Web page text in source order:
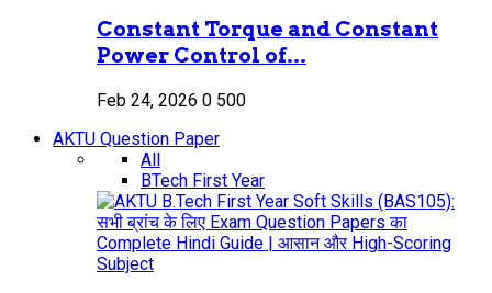
Constant Torque and Constant
Power Control of...
Feb 24, 2026 0 500
AKTU Question Paper
All
BTech First Year